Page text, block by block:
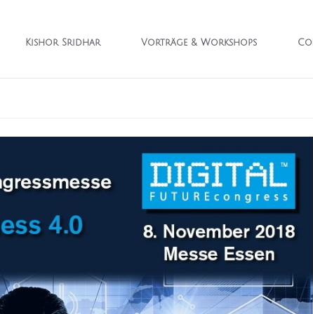
Kishor Sridhar Vorträge & Workshops